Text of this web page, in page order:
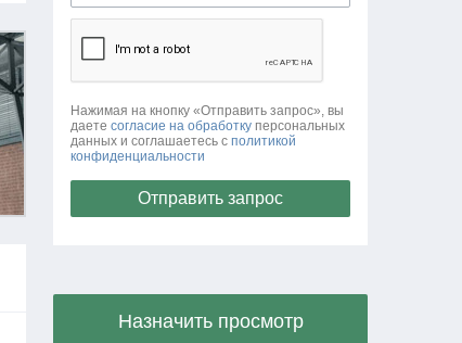
Нажимая на кнопку «Отправить запрос», вы
даете согласие на обработку персональных
данных и соглашаетесь c политикой
конфиденциальности
Назначить просмотр